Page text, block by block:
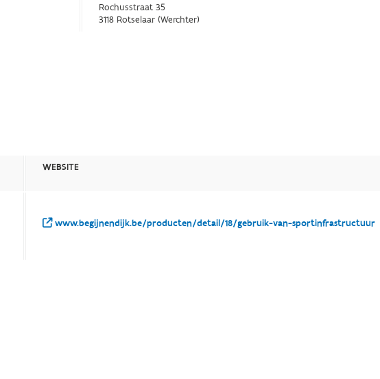
Rochusstraat 35
3118 Rotselaar (Werchter)
WEBSITE
www.begijnendijk.be/producten/detail/18/gebruik-van-sportinfrastructuur